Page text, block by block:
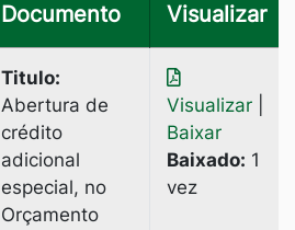
Documento Visualizar
Titulo:
Abertura de
crédito
adicional
especial, no
Orçamento
Visualizar
Baixar
Baixado: 1
vez